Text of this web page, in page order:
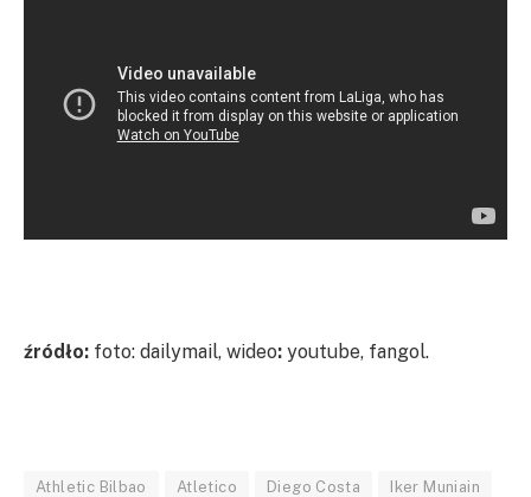
źródło: foto: dailymail, wideo: youtube, fangol.
Athletic Bilbao Atletico Diego Costa Iker Muniain